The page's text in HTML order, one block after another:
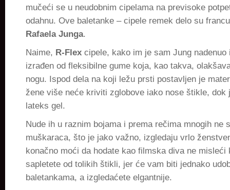
mučeći se u neudobnim cipelama na previsoke
odahnu. Ove baletanke – cipele remek delo su
Rafaela Junga.
Naime, R-Flex cipele, kako im je sam Jung nadenuo
izrađen od fleksibilne gume koja, kao takva,
nogu. Ispod dela na koji ležu prsti postavljen je
žene više neće kriviti zglobove iako nose štikle, dok
lateks gel.
Nude ih u raznim bojama i prema rečima mnogih ne
muškaraca, što je jako važno, izgledaju vrlo
konačno moći da hodate kao filmska diva ne misleći
sapletete od tolikih štikli, jer će vam biti jednako
baletankama, a izgledaćete elgantnije.